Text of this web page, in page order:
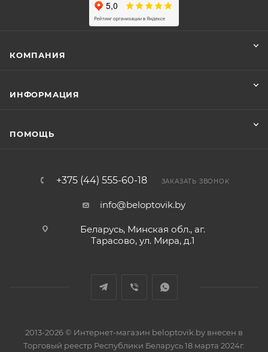
КОМПАНИЯ
ИНФОРМАЦИЯ
ПОМОЩЬ
+375 (44) 555-60-18 ЗАКАЗАТЬ ЗВОНОК
info@beloptovik.by
Беларусь, Минская обл., аг.
Тарасово, ул. Мира, д.1
2013-2026 © Интернет-магазин beloptovik.by внесен в
Торговый реестр Республики Беларусь 18 марта 2024г.